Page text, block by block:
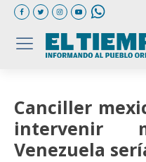
Canciller
intervenir
Venezuela